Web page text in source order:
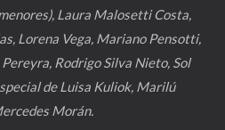
), Laura Malosetti Costa,
Lorena Vega, Mariano Pensotti,
Rodrigo Silva Nieto, Sol
de Luisa Kuliok, Marilú
Morán.